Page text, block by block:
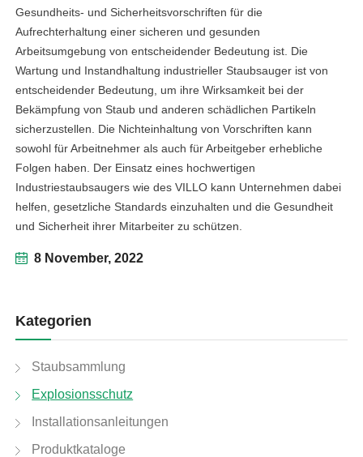
8 November, 2022
Kategorien
Staubsammlung
Explosionsschutz
Installationsanleitungen
Produktkataloge
Gesundheits- und Sicherheitsvorschriften für die
Aufrechterhaltung einer sicheren und gesunden
Arbeitsumgebung von entscheidender Bedeutung ist. Die
Wartung und Instandhaltung industrieller Staubsauger ist von
entscheidender Bedeutung, um ihre Wirksamkeit bei der
Bekämpfung von Staub und anderen schädlichen Partikeln
sicherzustellen. Die Nichteinhaltung von Vorschriften kann
sowohl für Arbeitnehmer als auch für Arbeitgeber erhebliche
Folgen haben. Der Einsatz eines hochwertigen
Industriestaubsaugers wie des VILLO kann Unternehmen dabei
helfen, gesetzliche Standards einzuhalten und die Gesundheit
und Sicherheit ihrer Mitarbeiter zu schützen.